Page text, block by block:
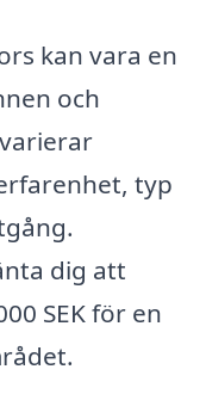
kan vara en
och
typ
dig att
SEK för en